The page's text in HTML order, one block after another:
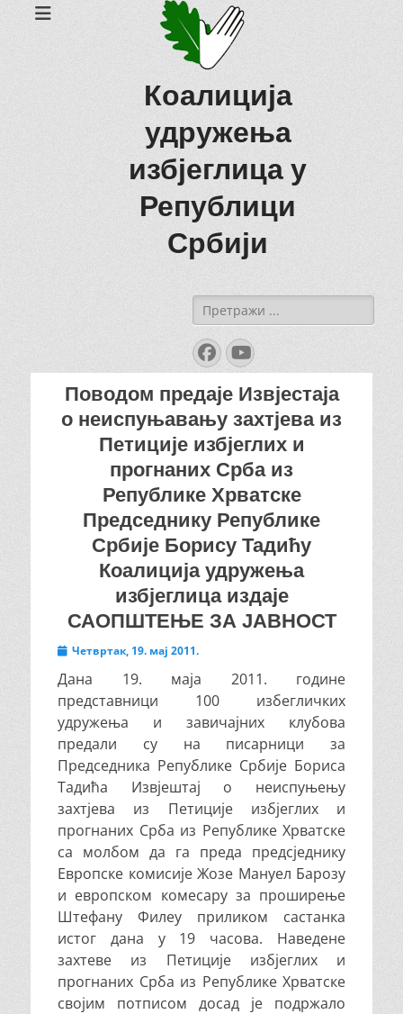
Коалиција
удружења
избјеглица у
Републици
Србији
Search
for:
Facebook
YouTube
Поводом предаје Извјестаја
о неиспуњавању захтјева из
Петиције избјеглих и
прогнаних Срба из
Републике Хрватске
Председнику Републике
Србије Борису Тадићу
Коалиција удружења
избјеглица издаје
САОПШТЕЊЕ ЗА ЈАВНОСТ
Posted
Четвртак, 19. мај 2011.
Дана 19. маја 2011. године
представници 100 избегличких
удружења и завичајних клубова
предали су на писарници за
Председника Републике Србије Бориса
Тадића Извјештај о неиспуњењу
захтјева из Петиције избјеглих и
прогнаних Срба из Републике Хрватске
са молбом да га преда предсједнику
Европске комисије Жозе Мануел Барозу
и европском комесару за проширење
Штефану Филеу приликом састанка
истог дана у 19 часова. Наведене
захтеве из Петиције избјеглих и
прогнаних Срба из Републике Хрватске
својим потписом досад је подржало